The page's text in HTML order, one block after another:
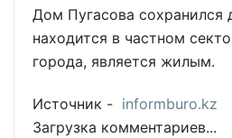
Дом Пугасова сохранился
находится в частном
города, является жилым.
Источник - informburo.kz
Загрузка комментариев...